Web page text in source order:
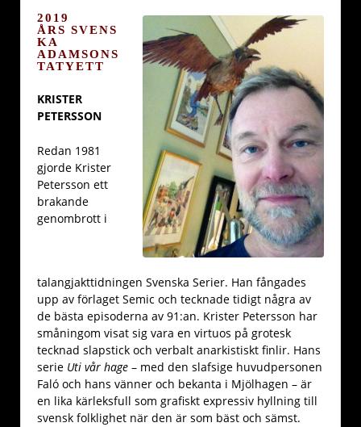
2019
ÅRS SVENS
KA
ADAMSONS
TATYETT
KRISTER
PETERSSON
Redan 1981
gjorde Krister
Petersson ett
brakande
genombrott i
talangjakttidningen Svenska Serier. Han fångades
upp av förlaget Semic och tecknade tidigt några av
de bästa episoderna av 91:an. Krister Petersson har
småningom visat sig vara en virtuos på grotesk
tecknad slapstick och verbalt anarkistiskt finlir. Hans
serie Uti vår hage – med den slafsige huvudpersonen
Faló och hans vänner och bekanta i Mjölhagen – är
en lika kärleksfull som grafiskt expressiv hyllning till
svensk folklighet när den är som bäst och sämst.